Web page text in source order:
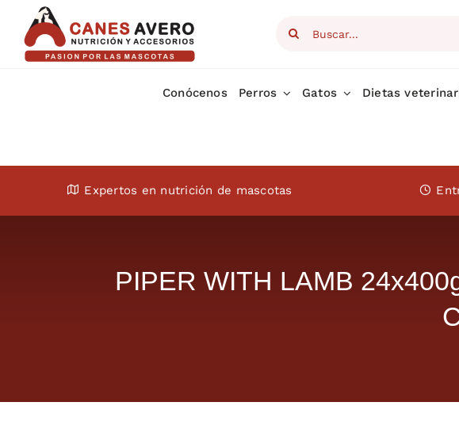
content
Search
Conócenos Perros Gatos Dietas
Expertos en nutrición de mascotas
PIPER WITH LAMB